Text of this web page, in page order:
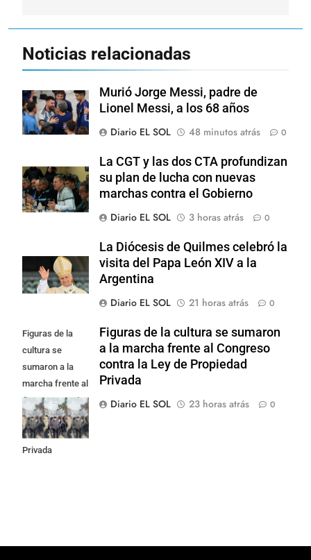
Noticias relacionadas
Murió Jorge Messi, padre de
Lionel Messi, a los 68 años
Diario EL SOL
48 minutos atrás 0
La CGT y las dos CTA profundizan
su plan de lucha con nuevas
marchas contra el Gobierno
Diario EL SOL
3 horas atrás 0
La Diócesis de Quilmes celebró la
visita del Papa León XIV a la
Argentina
Diario EL SOL
21 horas atrás 0
Figuras de la
cultura se
sumaron a la
marcha frente al
Congreso contra
la Ley de
Propiedad
Privada
Figuras de la cultura se sumaron
a la marcha frente al Congreso
contra la Ley de Propiedad
Privada
Diario EL SOL
23 horas atrás 0